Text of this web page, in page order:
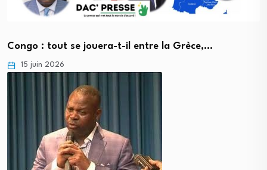
Congo : tout se jouera-t-il entre la Grèce,…
15 juin 2026